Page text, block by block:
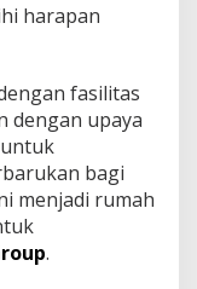
harapan
fasilitas
dengan upaya
bagi
menjadi rumah
.